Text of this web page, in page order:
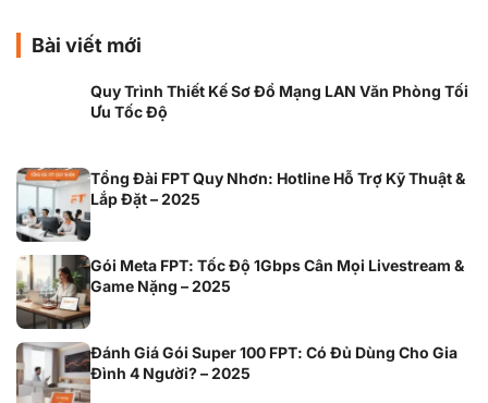
Bài viết mới
Quy Trình Thiết Kế Sơ Đồ Mạng LAN Văn Phòng Tối
Ưu Tốc Độ
Tổng Đài FPT Quy Nhơn: Hotline Hỗ Trợ Kỹ Thuật &
Lắp Đặt – 2025
Gói Meta FPT: Tốc Độ 1Gbps Cân Mọi Livestream &
Game Nặng – 2025
Đánh Giá Gói Super 100 FPT: Có Đủ Dùng Cho Gia
Đình 4 Người? – 2025